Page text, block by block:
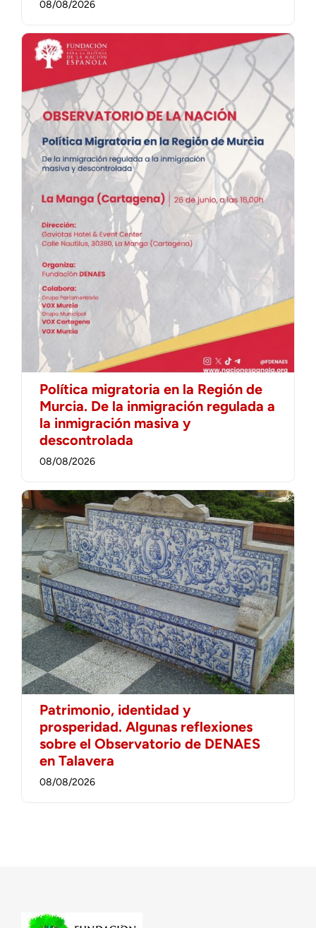
08/08/2026
Política migratoria en la Región de
Murcia. De la inmigración regulada a
la inmigración masiva y
descontrolada
08/08/2026
Patrimonio, identidad y
prosperidad. Algunas reflexiones
sobre el Observatorio de DENAES
en Talavera
08/08/2026